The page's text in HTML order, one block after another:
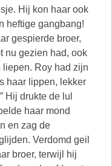
Hij kon haar ook
heftige gangbang!
gespierde broer,
nu gezien had, ook
Roy had zijn
haar lippen, lekker
Hij drukte de lul
haar mond
en zag de
Verdomd geil
broer, terwijl hij